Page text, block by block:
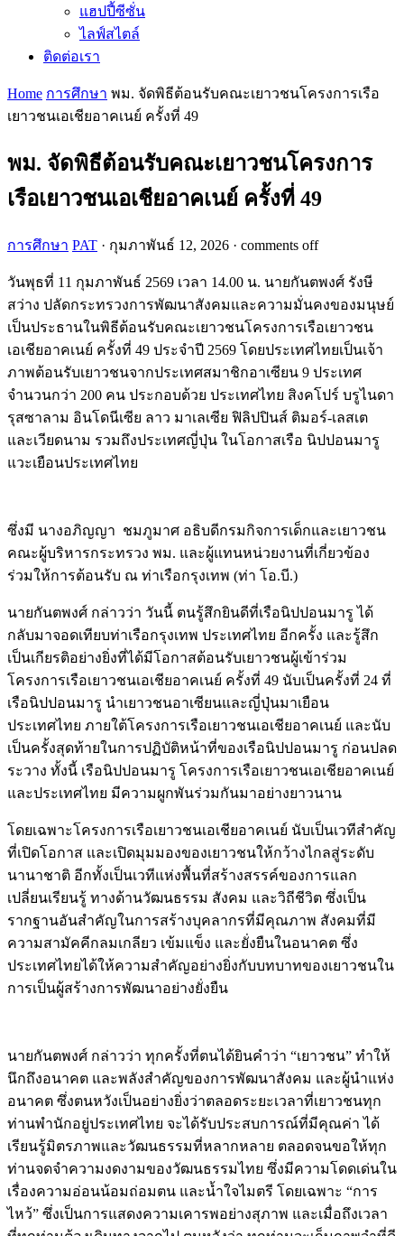
แฮปปี้ซีซั่น
ไลฟ์สไตล์
ติดต่อเรา
Home การศึกษา พม. จัดพิธีต้อนรับคณะเยาวชนโครงการเรือ
เยาวชนเอเชียอาคเนย์ ครั้งที่ 49
พม. จัดพิธีต้อนรับคณะเยาวชนโครงการ
เรือเยาวชนเอเชียอาคเนย์ ครั้งที่ 49
การศึกษา PAT · กุมภาพันธ์ 12, 2026 · comments off
วันพุธที่ 11 กุมภาพันธ์ 2569 เวลา 14.00 น. นายกันตพงศ์ รังษี
สว่าง ปลัดกระทรวงการพัฒนาสังคมและความมั่นคงของมนุษย์
เป็นประธานในพิธีต้อนรับคณะเยาวชนโครงการเรือเยาวชน
เอเชียอาคเนย์ ครั้งที่ 49 ประจำปี 2569 โดยประเทศไทยเป็นเจ้า
ภาพต้อนรับเยาวชนจากประเทศสมาชิกอาเซียน 9 ประเทศ
จำนวนกว่า 200 คน ประกอบด้วย ประเทศไทย สิงคโปร์ บรูไนดา
รุสซาลาม อินโดนีเซีย ลาว มาเลเซีย ฟิลิปปินส์ ติมอร์-เลสเต
และเวียดนาม รวมถึงประเทศญี่ปุ่น ในโอกาสเรือ นิปปอนมารู
แวะเยือนประเทศไทย
ซึ่งมี นางอภิญญา ชมภูมาศ อธิบดีกรมกิจการเด็กและเยาวชน
คณะผู้บริหารกระทรวง พม. และผู้แทนหน่วยงานที่เกี่ยวข้อง
ร่วมให้การต้อนรับ ณ ท่าเรือกรุงเทพ (ท่า โอ.บี.)
นายกันตพงศ์ กล่าวว่า วันนี้ ตนรู้สึกยินดีที่เรือนิปปอนมารู ได้
กลับมาจอดเทียบท่าเรือกรุงเทพ ประเทศไทย อีกครั้ง และรู้สึก
เป็นเกียรติอย่างยิ่งที่ได้มีโอกาสต้อนรับเยาวชนผู้เข้าร่วม
โครงการเรือเยาวชนเอเชียอาคเนย์ ครั้งที่ 49 นับเป็นครั้งที่ 24 ที่
เรือนิปปอนมารู นำเยาวชนอาเซียนและญี่ปุ่นมาเยือน
ประเทศไทย ภายใต้โครงการเรือเยาวชนเอเชียอาคเนย์ และนับ
เป็นครั้งสุดท้ายในการปฏิบัติหน้าที่ของเรือนิปปอนมารู ก่อนปลด
ระวาง ทั้งนี้ เรือนิปปอนมารู โครงการเรือเยาวชนเอเชียอาคเนย์
และประเทศไทย มีความผูกพันร่วมกันมาอย่างยาวนาน
โดยเฉพาะโครงการเรือเยาวชนเอเชียอาคเนย์ นับเป็นเวทีสำคัญ
ที่เปิดโอกาส และเปิดมุมมองของเยาวชนให้กว้างไกลสู่ระดับ
นานาชาติ อีกทั้งเป็นเวทีแห่งพื้นที่สร้างสรรค์ของการแลก
เปลี่ยนเรียนรู้ ทางด้านวัฒนธรรม สังคม และวิถีชีวิต ซึ่งเป็น
รากฐานอันสำคัญในการสร้างบุคลากรที่มีคุณภาพ สังคมที่มี
ความสามัคคีกลมเกลียว เข้มแข็ง และยั่งยืนในอนาคต ซึ่ง
ประเทศไทยได้ให้ความสำคัญอย่างยิ่งกับบทบาทของเยาวชนใน
การเป็นผู้สร้างการพัฒนาอย่างยั่งยืน
นายกันตพงศ์ กล่าวว่า ทุกครั้งที่ตนได้ยินคำว่า “เยาวชน” ทำให้
นึกถึงอนาคต และพลังสำคัญของการพัฒนาสังคม และผู้นำแห่ง
อนาคต ซึ่งตนหวังเป็นอย่างยิ่งว่าตลอดระยะเวลาที่เยาวชนทุก
ท่านพำนักอยู่ประเทศไทย จะได้รับประสบการณ์ที่มีคุณค่า ได้
เรียนรู้มิตรภาพและวัฒนธรรมที่หลากหลาย ตลอดจนขอให้ทุก
ท่านจดจำความงดงามของวัฒนธรรมไทย ซึ่งมีความโดดเด่นใน
เรื่องความอ่อนน้อมถ่อมตน และน้ำใจไมตรี โดยเฉพาะ “การ
ไหว้” ซึ่งเป็นการแสดงความเคารพอย่างสุภาพ และเมื่อถึงเวลา